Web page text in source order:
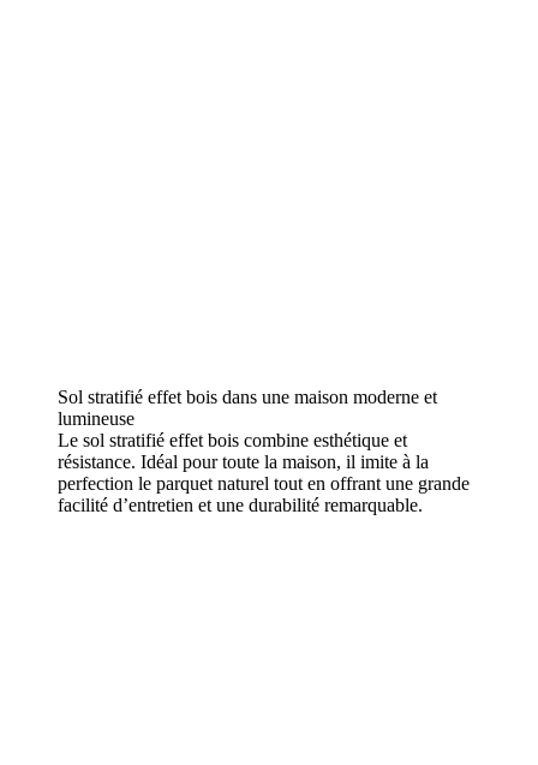
Sol stratifié effet bois dans une maison moderne et
lumineuse
Le sol stratifié effet bois combine esthétique et
résistance. Idéal pour toute la maison, il imite à la
perfection le parquet naturel tout en offrant une grande
facilité d’entretien et une durabilité remarquable.